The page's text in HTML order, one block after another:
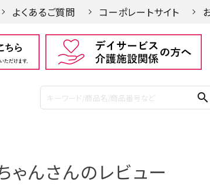
よくあるご質問 コーポレートサイト
search
ゃんさんのレビュー